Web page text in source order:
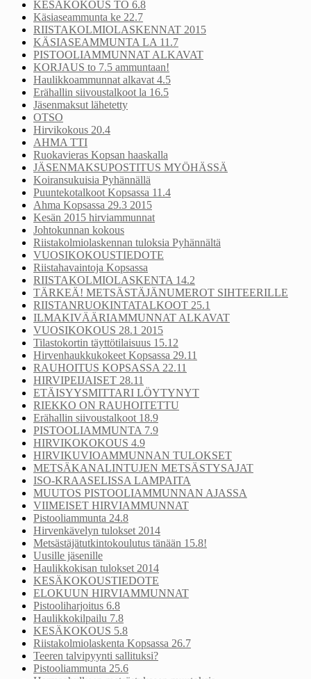
KESÄKOKOUS TO 6.8
Käsiaseammunta ke 22.7
RIISTAKOLMIOLASKENNAT 2015
KÄSIASEAMMUNTA LA 11.7
PISTOOLIAMMUNNAT ALKAVAT
KORJAUS to 7.5 ammuntaan!
Haulikkoammunnat alkavat 4.5
Erähallin siivoustalkoot la 16.5
Jäsenmaksut lähetetty
OTSO
Hirvikokous 20.4
AHMA TTI
Ruokavieras Kopsan haaskalla
JÄSENMAKSUPOSTITUS MYÖHÄSSÄ
Koiransukuisia Pyhännällä
Puuntekotalkoot Kopsassa 11.4
Ahma Kopsassa 29.3 2015
Kesän 2015 hirviammunnat
Johtokunnan kokous
Riistakolmiolaskennan tuloksia Pyhännältä
VUOSIKOKOUSTIEDOTE
Riistahavaintoja Kopsassa
RIISTAKOLMIOLASKENTA 14.2
TÄRKEÄ! METSÄSTÄJÄNUMEROT SIHTEERILLE
RIISTANRUOKINTATALKOOT 25.1
ILMAKIVÄÄRIAMMUNNAT ALKAVAT
VUOSIKOKOUS 28.1 2015
Tilastokortin täyttötilaisuus 15.12
Hirvenhaukkukokeet Kopsassa 29.11
RAUHOITUS KOPSASSA 22.11
HIRVIPEIJAISET 28.11
ETÄISYYSMITTARI LÖYTYNYT
RIEKKO ON RAUHOITETTU
Erähallin siivoustalkoot 18.9
PISTOOLIAMMUNTA 7.9
HIRVIKOKOKOUS 4.9
HIRVIKUVIOAMMUNNAN TULOKSET
METSÄKANALINTUJEN METSÄSTYSAJAT
ISO-KRAASELISSA LAMPAITA
MUUTOS PISTOOLIAMMUNNAN AJASSA
VIIMEISET HIRVIAMMUNNAT
Pistooliammunta 24.8
Hirvenkävelyn tulokset 2014
Metsästäjätutkintokoulutus tänään 15.8!
Uusille jäsenille
Haulikkokisan tulokset 2014
KESÄKOKOUSTIEDOTE
ELOKUUN HIRVIAMMUNNAT
Pistooliharjoitus 6.8
Haulikkokilpailu 7.8
KESÄKOKOUS 5.8
Riistakolmiolaskenta Kopsassa 26.7
Teeren talvipyynti sallituksi?
Pistooliammunta 25.6